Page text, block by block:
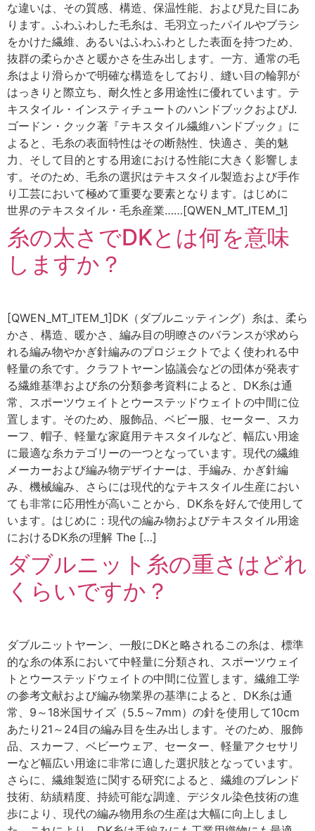
な違いは、その質感、構造、保温性能、および見た目にあ
ります。ふわふわした毛糸は、毛羽立ったパイルやブラシ
をかけた繊維、あるいはふわふわとした表面を持つため、
抜群の柔らかさと暖かさを生み出します。一方、通常の毛
糸はより滑らかで明確な構造をしており、縫い目の輪郭が
はっきりと際立ち、耐久性と多用途性に優れています。テ
キスタイル・インスティチュートのハンドブックおよびJ.
ゴードン・クック著『テキスタイル繊維ハンドブック』に
よると、毛糸の表面特性はその断熱性、快適さ、美的魅
力、そして目的とする用途における性能に大きく影響しま
す。そのため、毛糸の選択はテキスタイル製造および手作
り工芸において極めて重要な要素となります。はじめに
世界のテキスタイル・毛糸産業……[QWEN_MT_ITEM_1]
糸の太さでDKとは何を意味
しますか？
[QWEN_MT_ITEM_1]DK（ダブルニッティング）糸は、柔ら
かさ、構造、暖かさ、編み目の明瞭さのバランスが求めら
れる編み物やかぎ針編みのプロジェクトでよく使われる中
軽量の糸です。クラフトヤーン協議会などの団体が発表す
る繊維基準および糸の分類参考資料によると、DK糸は通
常、スポーツウェイトとウーステッドウェイトの中間に位
置します。そのため、服飾品、ベビー服、セーター、スカ
ーフ、帽子、軽量な家庭用テキスタイルなど、幅広い用途
に最適な糸カテゴリーの一つとなっています。現代の繊維
メーカーおよび編み物デザイナーは、手編み、かぎ針編
み、機械編み、さらには現代的なテキスタイル生産におい
ても非常に応用性が高いことから、DK糸を好んで使用して
います。はじめに：現代の編み物およびテキスタイル用途
におけるDK糸の理解 The […]
ダブルニット糸の重さはどれ
くらいですか？
ダブルニットヤーン、一般にDKと略されるこの糸は、標準
的な糸の体系において中軽量に分類され、スポーツウェイ
トとウーステッドウェイトの中間に位置します。繊維工学
の参考文献および編み物業界の基準によると、DK糸は通
常、9～18米国サイズ（5.5～7mm）の針を使用して10cm
あたり21～24目の編み目を生み出します。そのため、服飾
品、スカーフ、ベビーウェア、セーター、軽量アクセサリ
ーなど幅広い用途に非常に適した選択肢となっています。
さらに、繊維製造に関する研究によると、繊維のブレンド
技術、紡績精度、持続可能な調達、デジタル染色技術の進
歩により、現代の編み物用糸の生産は大幅に向上しまし